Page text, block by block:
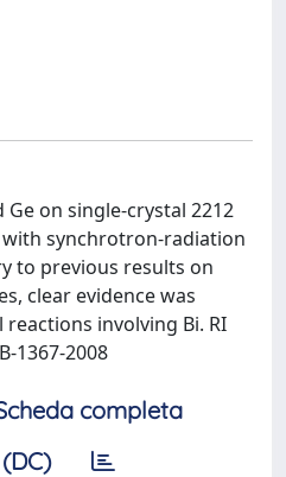
on single-crystal 2212
with synchrotron-radiation
to previous results on
clear evidence was
involving Bi. RI
1367-2008
completa